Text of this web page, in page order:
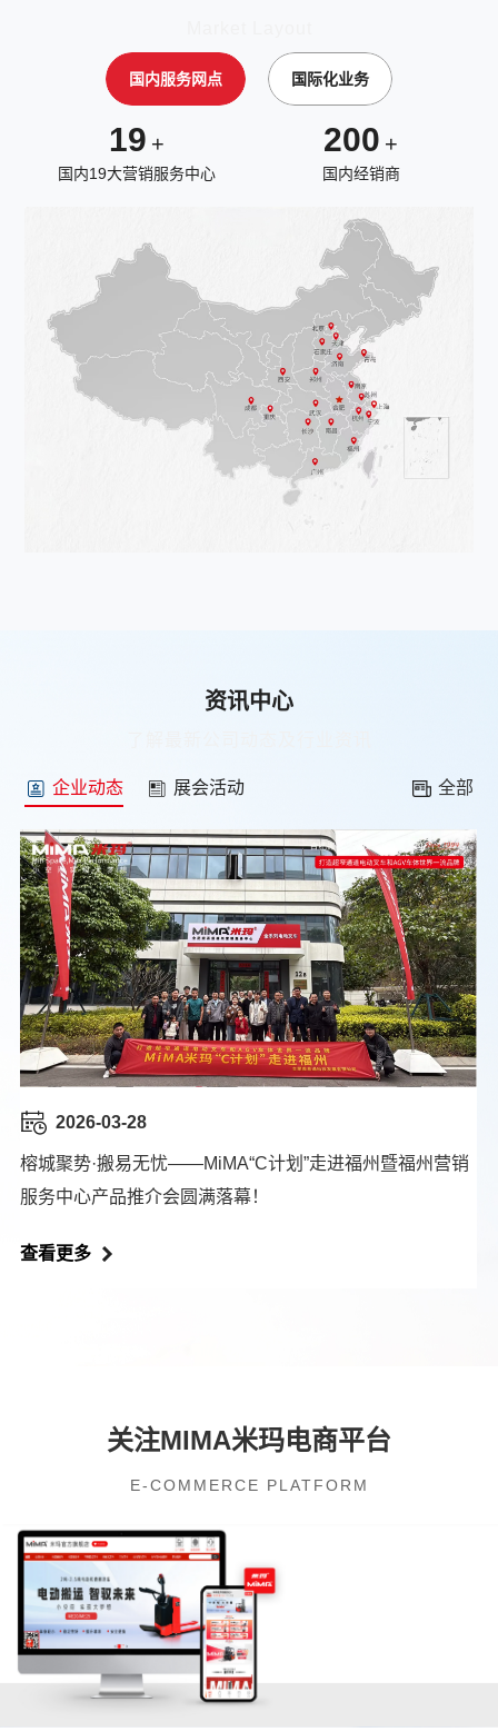
国内服务网点 国际化业务
19 +
国内19大营销服务中心
200 +
国内经销商
资讯中心
企业动态 展会活动 全部
2026-03-28
榕城聚势·搬易无忧——MiMA“C计划”走进福州暨福州营销
服务中心产品推介会圆满落幕！
查看更多
关注MIMA米玛电商平台
E-COMMERCE PLATFORM